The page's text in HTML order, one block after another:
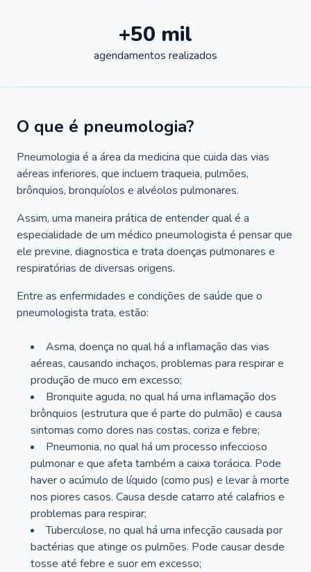
+50 mil
agendamentos realizados
O que é pneumologia?
Pneumologia é a área da medicina que cuida das vias
aéreas inferiores, que incluem traqueia, pulmões,
brônquios, bronquíolos e alvéolos pulmonares.
Assim, uma maneira prática de entender qual é a
especialidade de um médico pneumologista é pensar que
ele previne, diagnostica e trata doenças pulmonares e
respiratórias de diversas origens.
Entre as enfermidades e condições de saúde que o
pneumologista trata, estão:
Asma, doença no qual há a inflamação das vias
aéreas, causando inchaços, problemas para respirar e
produção de muco em excesso;
Bronquite aguda, no qual há uma inflamação dos
brônquios (estrutura que é parte do pulmão) e causa
sintomas como dores nas costas, coriza e febre;
Pneumonia, no qual há um processo infeccioso
pulmonar e que afeta também a caixa torácica. Pode
haver o acúmulo de líquido (como pus) e levar à morte
nos piores casos. Causa desde catarro até calafrios e
problemas para respirar;
Tuberculose, no qual há uma infecção causada por
bactérias que atinge os pulmões. Pode causar desde
tosse até febre e suor em excesso;